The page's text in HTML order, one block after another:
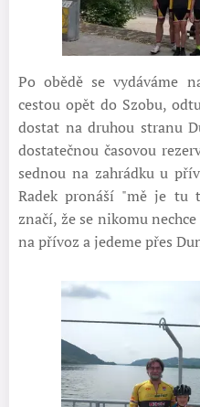
Po obědě se vydáváme
cestou opět do Szobu,
dostat na druhou stranu
dostatečnou časovou
sednou na zahrádku u
Radek pronáší "mě je tu
značí, že se nikomu
na přívoz a jedeme přes